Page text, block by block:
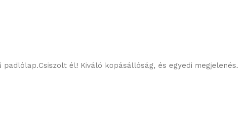
padlólap.Csiszolt él! Kiváló kopásállóság, és egyedi megjelenés.